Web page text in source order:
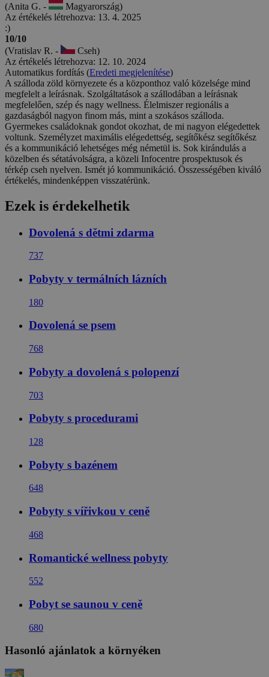
(Anita G. -
Magyarország)
Az értékelés létrehozva: 13. 4. 2025
:)
10/10
(Vratislav R. -
Cseh)
Az értékelés létrehozva: 12. 10. 2024
Automatikus fordítás (Eredeti megjelenítése)
A szálloda zöld környezete és a központhoz való közelsége mind
megfelelt a leírásnak. Szolgáltatások a szállodában a leírásnak
megfelelően, szép és nagy wellness. Élelmiszer regionális a
gazdaságból nagyon finom más, mint a szokásos szálloda.
Gyermekes családoknak gondot okozhat, de mi nagyon elégedettek
voltunk. Személyzet maximális elégedettség, segítőkész segítőkész
és a kommunikáció lehetséges még németül is. Sok kirándulás a
közelben és sétatávolságra, a közeli Infocentre prospektusok és
térkép cseh nyelven. Ismét jó kommunikáció. Összességében kiváló
értékelés, mindenképpen visszatérünk.
Ezek is érdekelhetik
Dovolená s dětmi zdarma
737
Pobyty v termálních lázních
180
Dovolená se psem
768
Pobyty a dovolená s polopenzí
703
Pobyty s procedurami
128
Pobyty s bazénem
648
Pobyty s vířivkou v ceně
468
Romantické wellness pobyty
552
Pobyt se saunou v ceně
680
Hasonló ajánlatok a környéken